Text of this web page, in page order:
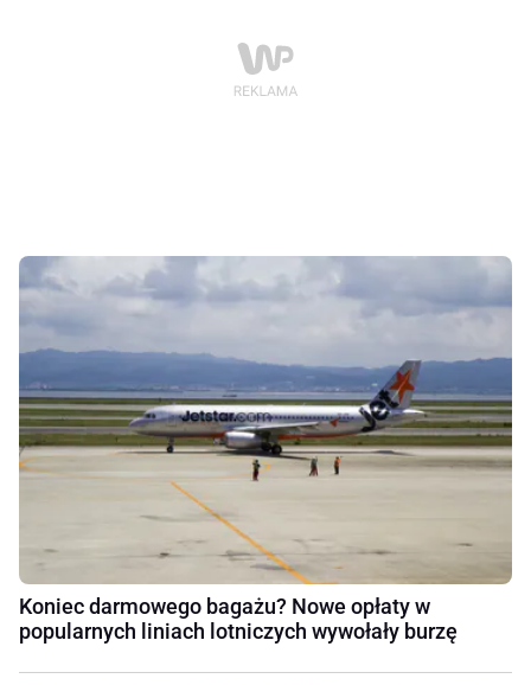
Koniec darmowego bagażu? Nowe opłaty w
popularnych liniach lotniczych wywołały burzę